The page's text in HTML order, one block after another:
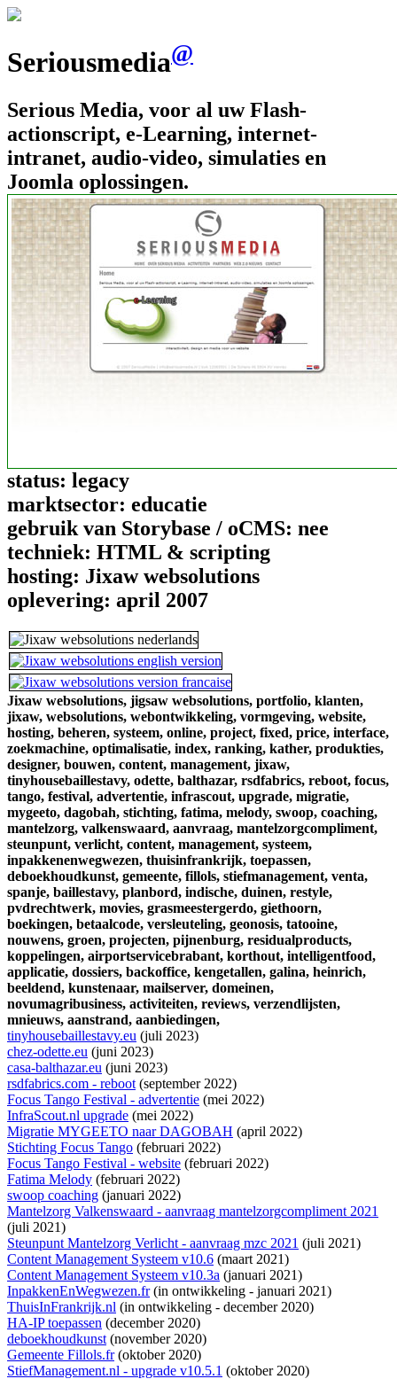
Seriousmedia@
Serious Media, voor al uw Flash-
actionscript, e-Learning, internet-
intranet, audio-video, simulaties en
Joomla oplossingen.
status: legacy
marktsector: educatie
gebruik van Storybase / oCMS: nee
techniek: HTML & scripting
hosting: Jixaw websolutions
oplevering: april 2007
Jixaw websolutions, jigsaw websolutions, portfolio, klanten,
jixaw, websolutions, webontwikkeling, vormgeving, website,
hosting, beheren, systeem, online, project, fixed, price, interface,
zoekmachine, optimalisatie, index, ranking, kather, produkties,
designer, bouwen, content, management, jixaw,
tinyhousebaillestavy, odette, balthazar, rsdfabrics, reboot, focus,
tango, festival, advertentie, infrascout, upgrade, migratie,
mygeeto, dagobah, stichting, fatima, melody, swoop, coaching,
mantelzorg, valkenswaard, aanvraag, mantelzorgcompliment,
steunpunt, verlicht, content, management, systeem,
inpakkenenwegwezen, thuisinfrankrijk, toepassen,
deboekhoudkunst, gemeente, fillols, stiefmanagement, venta,
spanje, baillestavy, planbord, indische, duinen, restyle,
pvdrechtwerk, movies, grasmeestergerdo, giethoorn,
boekingen, betaalcode, versleuteling, geonosis, tatooine,
nouwens, groen, projecten, pijnenburg, residualproducts,
koppelingen, airportservicebrabant, korthout, intelligentfood,
applicatie, dossiers, backoffice, kengetallen, galina, heinrich,
beeldend, kunstenaar, mailserver, domeinen,
novumagribusiness, activiteiten, reviews, verzendlijsten,
mnieuws, aanstrand, aanbiedingen,
tinyhousebaillestavy.eu (juli 2023)
chez-odette.eu (juni 2023)
casa-balthazar.eu (juni 2023)
rsdfabrics.com - reboot(september 2022)
Focus Tango Festival - advertentie (mei 2022)
InfraScout.nl upgrade (mei 2022)
Migratie MYGEETO naar DAGOBAH (april 2022)
Stichting Focus Tango (februari 2022)
Focus Tango Festival - website (februari 2022)
Fatima Melody (februari 2022)
swoop coaching (januari 2022)
Mantelzorg Valkenswaard - aanvraag mantelzorgcompliment 2021
(juli 2021)
Steunpunt Mantelzorg Verlicht - aanvraag mzc 2021 (juli 2021)
Content Management Systeem v10.6 (maart 2021)
Content Management Systeem v10.3a (januari 2021)
InpakkenEnWegwezen.fr(in ontwikkeling - januari 2021)
ThuisInFrankrijk.nl (in ontwikkeling - december 2020)
HA-IP toepassen (december 2020)
deboekhoudkunst(november 2020)
Gemeente Fillols.fr(oktober 2020)
StiefManagement.nl - upgrade v10.5.1 (oktober 2020)